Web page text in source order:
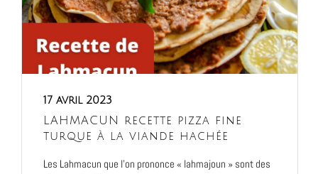
17 avril 2023
LAHMACUN recette pizza fine
turque à la viande hachée
Les Lahmacun que l’on prononce « lahmajoun » sont des